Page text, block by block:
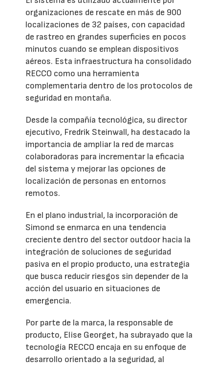
organizaciones de rescate en más de 900
localizaciones de 32 países, con capacidad
de rastreo en grandes superficies en pocos
minutos cuando se emplean dispositivos
aéreos. Esta infraestructura ha consolidado
RECCO como una herramienta
complementaria dentro de los protocolos de
seguridad en montaña.
Desde la compañía tecnológica, su director
ejecutivo, Fredrik Steinwall, ha destacado la
importancia de ampliar la red de marcas
colaboradoras para incrementar la eficacia
del sistema y mejorar las opciones de
localización de personas en entornos
remotos.
En el plano industrial, la incorporación de
Simond se enmarca en una tendencia
creciente dentro del sector outdoor hacia la
integración de soluciones de seguridad
pasiva en el propio producto, una estrategia
que busca reducir riesgos sin depender de la
acción del usuario en situaciones de
emergencia.
Por parte de la marca, la responsable de
producto, Elise Georget, ha subrayado que la
tecnología RECCO encaja en su enfoque de
desarrollo orientado a la seguridad, al